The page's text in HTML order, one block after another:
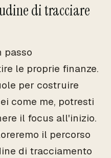
di tracciare
passo
le proprie finanze.
per costruire
come me, potresti
il focus all'inizio.
il percorso
di tracciamento